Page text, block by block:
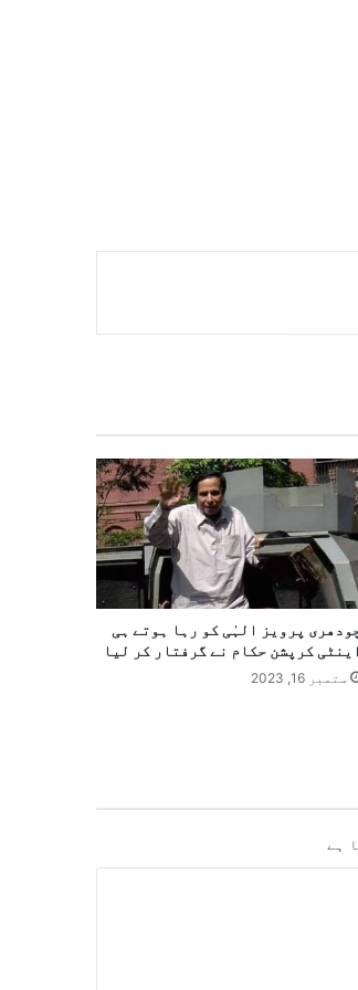
پرویز الہٰی کو رہا ہوتے ہی
اینٹی کرپشن حکام نے گرفتار کر لیا
ستمبر 16, 2023
ہے